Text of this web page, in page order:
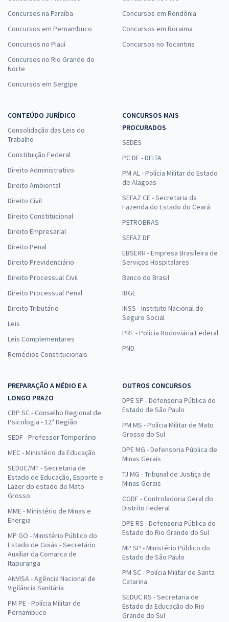
Concursos na Paraíba
Concursos em Pernambuco
Concursos no Piauí
Concursos no Rio Grande do
Norte
Concursos em Sergipe
Concursos em Rondônia
Concursos em Roraima
Concursos no Tocantins
CONTEÚDO JURÍDICO
Consolidação das Leis do
Trabalho
Constituição Federal
Direito Administrativo
Direito Ambiental
Direito Civil
Direito Constitucional
Direito Empresarial
Direito Penal
Direito Previdenciário
Direito Processual Civil
Direito Processual Penal
Direito Tributário
Leis
Leis Complementares
Remédios Constitucionais
CONCURSOS MAIS
PROCURADOS
SEDES
PC DF - DELTA
PM AL - Polícia Militar do Estado
de Alagoas
SEFAZ CE - Secretaria da
Fazenda do Estado do Ceará
PETROBRAS
SEFAZ DF
EBSERH - Empresa Brasileira de
Serviços Hospitalares
Banco do Brasil
IBGE
INSS - Instituto Nacional do
Seguro Social
PRF - Polícia Rodoviária Federal
PND
PREPARAÇÃO A MÉDIO E A
LONGO PRAZO
CRP SC - Conselho Regional de
Psicologia - 12ª Região
SEDF - Professor Temporário
MEC - Ministério da Educação
SEDUC/MT - Secretaria de
Estado de Educação, Esporte e
Lazer do estado de Mato
Grosso
MME - Ministério de Minas e
Energia
MP GO - Ministério Público do
Estado de Goiás - Secretário
Auxiliar da Comarca de
Itapuranga
ANVISA - Agência Nacional de
Vigilância Sanitária
PM PE - Polícia Militar de
Pernambuco
OUTROS CONCURSOS
DPE SP - Defensoria Pública do
Estado de São Paulo
PM MS - Polícia Militar de Mato
Grosso do Sul
DPE MG - Defensoria Pública de
Minas Gerais
TJ MG - Tribunal de Justiça de
Minas Gerais
CGDF - Controladoria Geral do
Distrito Federal
DPE RS - Defensoria Pública do
Estado do Rio Grande do Sul
MP SP - Ministério Público do
Estado de São Paulo
PM SC - Polícia Militar de Santa
Catarina
SEDUC RS - Secretaria de
Estado da Educação do Rio
Grande do Sul